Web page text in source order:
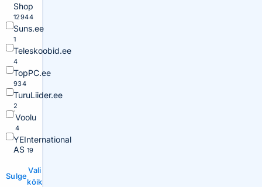
Shop
12944
Suns.ee
1
Teleskoobid.ee
4
TopPC.ee
934
TuruLiider.ee
2
Voolu
4
YEInternational
AS 19
Sulge
Vali
kõik